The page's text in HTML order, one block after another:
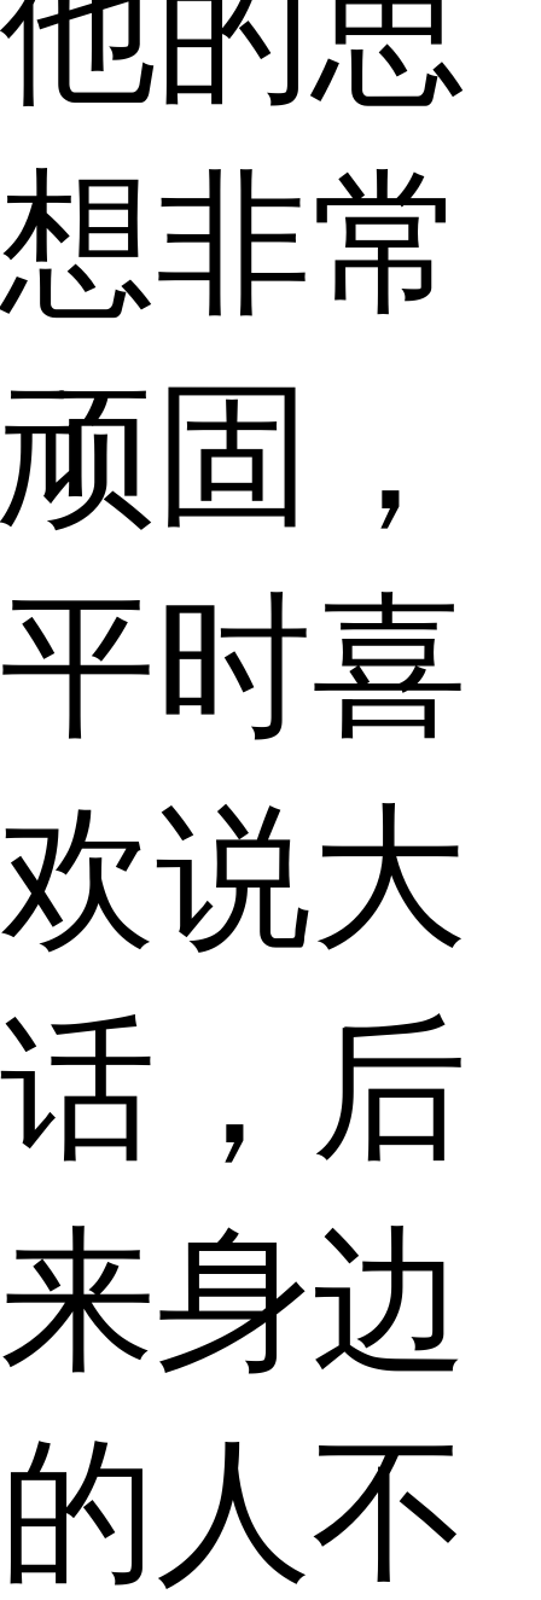
想非常
顽固，
平时喜
欢说大
话，后
来身边
的人不